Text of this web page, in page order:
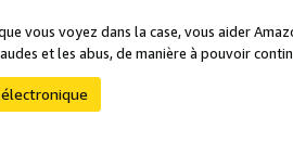
vous voyez dans la case, vous aider
et les abus, de manière à pouvoir